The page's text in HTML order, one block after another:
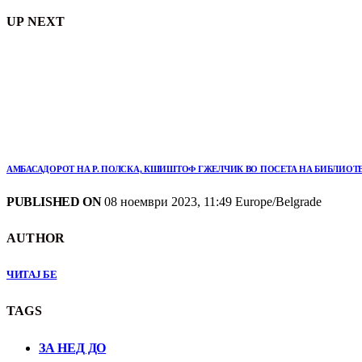
UP NEXT
АМБАСАДОРОТ НА Р. ПОЛСКА, КШИШТОФ ГЖЕЛЧИК ВО ПОСЕТА НА
PUBLISHED ON08 ноември 2023, 11:49 Europe/Belgrade
AUTHOR
ЧИТАЈ БЕ
TAGS
ЗА НЕД ДО